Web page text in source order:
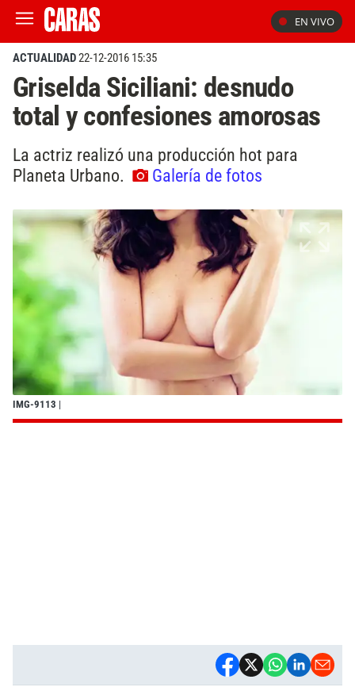
EN VIVO
ACTUALIDAD22-12-2016 15:35
Griselda Siciliani: desnudo
total y confesiones amorosas
La actriz realizó una producción hot para
Planeta Urbano.
Galería de fotos
IMG-9113 |